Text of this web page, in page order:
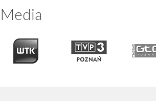
Media